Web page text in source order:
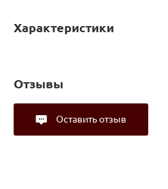
Характеристики
Отзывы
Оставить отзыв